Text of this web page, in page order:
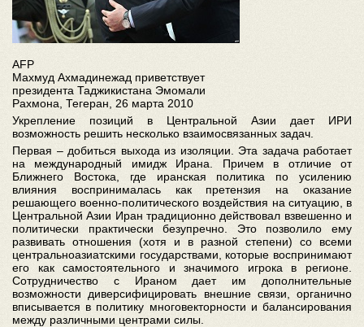
AFP
Махмуд Ахмадинежад приветствует
президента Таджикистана Эмомали
Рахмона, Тегеран, 26 марта 2010
Укрепление позиций в Центральной Азии дает ИРИ
возможность решить несколько взаимосвязанных задач.
Первая – добиться выхода из изоляции. Эта задача работает
на международный имидж Ирана. Причем в отличие от
Ближнего Востока, где иранская политика по усилению
влияния воспринималась как претензия на оказание
решающего военно-политического воздействия на ситуацию, в
Центральной Азии Иран традиционно действовал взвешенно и
политически практически безупречно. Это позволило ему
развивать отношения (хотя и в разной степени) со всеми
центральноазиатскими государствами, которые воспринимают
его как самостоятельного и значимого игрока в регионе.
Сотрудничество с Ираном дает им дополнительные
возможности диверсифицировать внешние связи, органично
вписывается в политику многовекторности и балансирования
между различными центрами силы.